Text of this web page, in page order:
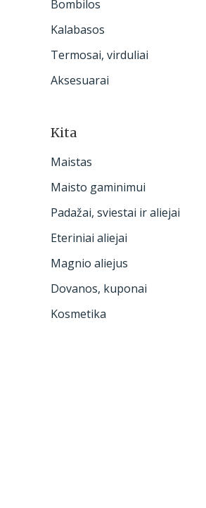
Bombilos
Kalabasos
Termosai, virduliai
Aksesuarai
Kita
Maistas
Maisto gaminimui
Padažai, sviestai ir aliejai
Eteriniai aliejai
Magnio aliejus
Dovanos, kuponai
Kosmetika